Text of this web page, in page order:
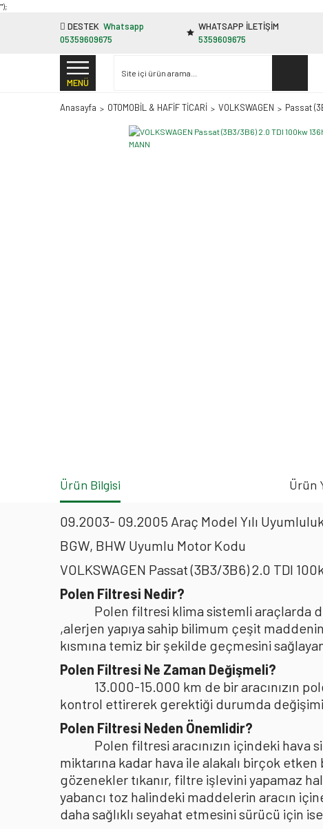
"');
DESTEK Whatsapp
05359609675
WHATSAPP İLETİŞİM
5359609675
MENÜ
Anasayfa OTOMOBİL & HAFİF TİCARİ VOLKSWAGEN Passat
Ürün Bilgisi Ürün
09.2003- 09.2005 Araç Model Yılı Uyumluluk
BGW, BHW Uyumlu Motor Kodu
VOLKSWAGEN Passat (3B3/3B6) 2.0 TDI
Polen Filtresi Nedir?
Polen filtresi klima sistemli araçlarda
,alerjen yapıya sahip bilimum çeşit
kısmına temiz bir şekilde geçmesini
Polen Filtresi Ne Zaman Değişmeli?
13.000-15.000 km de bir aracınızın
kontrol ettirerek gerektiği durumda
Polen Filtresi Neden Önemlidir?
Polen filtresi aracınızın içindeki
miktarına kadar hava ile alakalı birçok
gözenekler tıkanır, filtre işlevini yapamaz
yabancı toz halindeki maddelerin aracın
daha sağlıklı seyahat etmesini sürücü için